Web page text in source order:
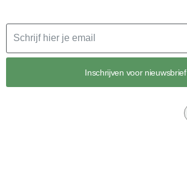
Inschrijven voor nieuwsbrief